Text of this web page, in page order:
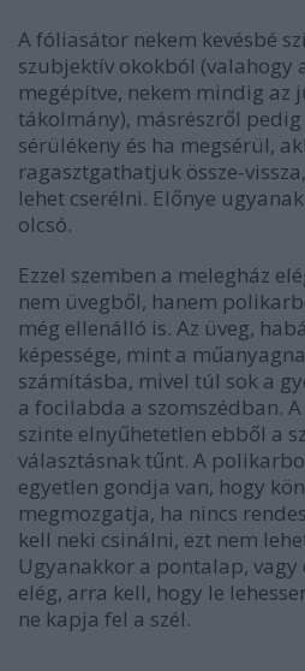
A fóliasátor nekem kevésbé
szubjektív okokból (valahogy
megépítve, nekem mindig az
tákolmány), másrészről
sérülékeny és ha megsérül,
ragasztgathatjuk össze-
lehet cserélni. Előnye
olcsó.
Ezzel szemben a melegház
nem üvegből, hanem
még ellenálló is. Az üveg,
képessége, mint a
számításba, mivel túl sok a
a focilabda a szomszédban.
szinte elnyűhetetlen ebből a
választásnak tűnt. A
egyetlen gondja van, hogy
megmozgatja, ha nincs
kell neki csinálni, ezt nem
Ugyanakkor a pontalap, vagy
elég, arra kell, hogy le
ne kapja fel a szél.